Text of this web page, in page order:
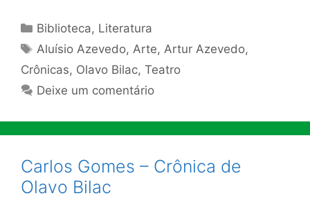
Categorias
Biblioteca, Literatura
Tags
Aluísio Azevedo, Arte, Artur Azevedo,
Crônicas, Olavo Bilac, Teatro
Deixe um comentário
Carlos Gomes – Crônica de
Olavo Bilac